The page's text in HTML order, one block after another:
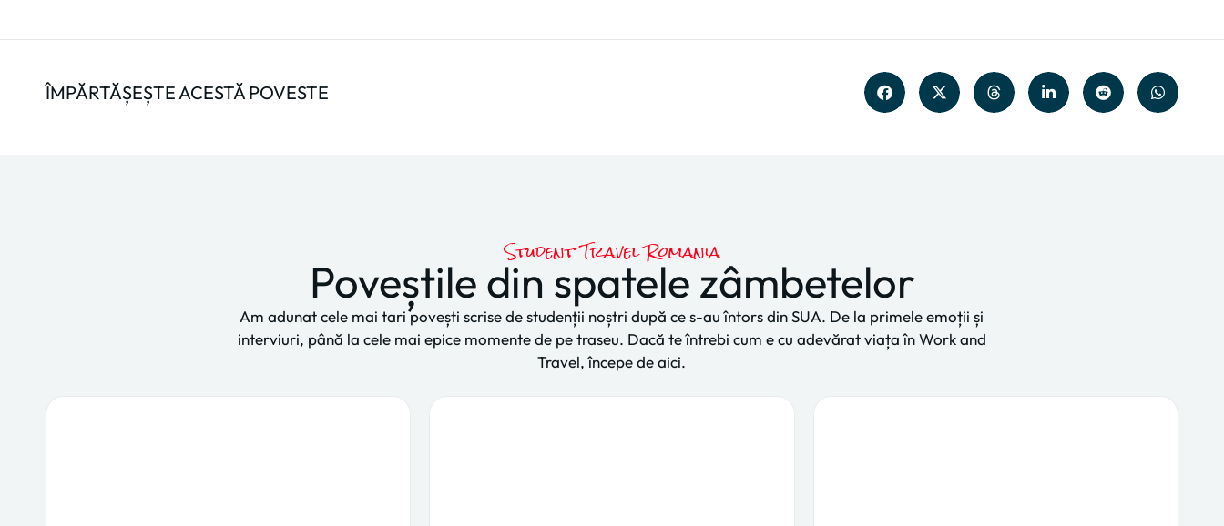
ÎMPĂRTĂȘEȘTE ACESTĂ POVESTE
Student Travel Romania
Poveștile din spatele zâmbetelor
Am adunat cele mai tari povești scrise de studenții noștri după ce s-au întors din SUA. De la primele emoții și
interviuri, până la cele mai epice momente de pe traseu. Dacă te întrebi cum e cu adevărat viața în Work and
Travel, începe de aici.